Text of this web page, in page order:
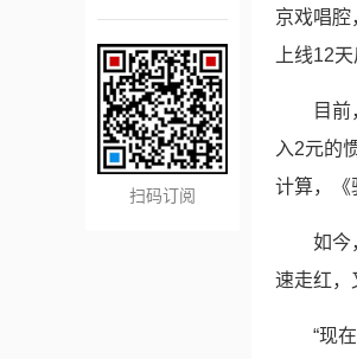
扫码订阅
京戏唱腔
上线12
目
入2元的
计算，《
如今
速走红，
“现